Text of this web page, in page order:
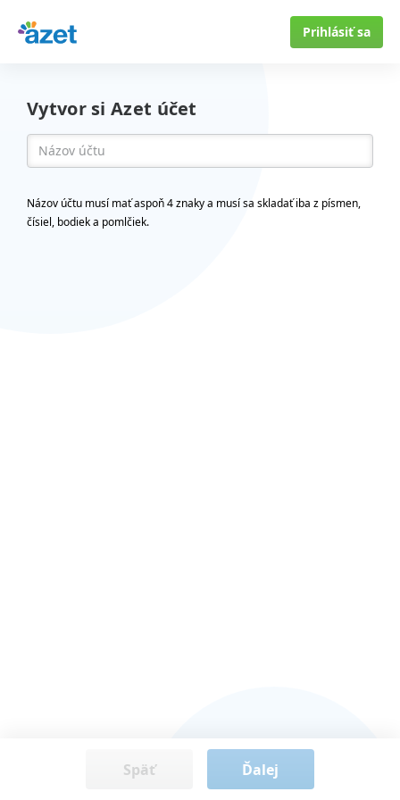
Prihlásiť sa
Vytvor si Azet účet
Názov účtu musí mať aspoň 4 znaky a musí sa skladať iba z písmen,
čísiel, bodiek a pomlčiek.